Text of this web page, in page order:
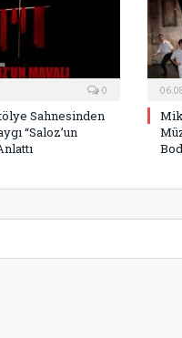
0
Sahnesinden
“Saloz’un